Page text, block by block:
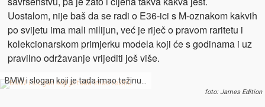
Uostalom, nije baš da se radi o E36-ici s M-oznakom kakvih
po svijetu ima mali milijun, već je riječ o pravom raritetu i
kolekcionarskom primjerku modela koji će s godinama i uz
pravilno održavanje vrijediti još više.
BMW i slogan koji je tada imao težinu…
foto: James Edition